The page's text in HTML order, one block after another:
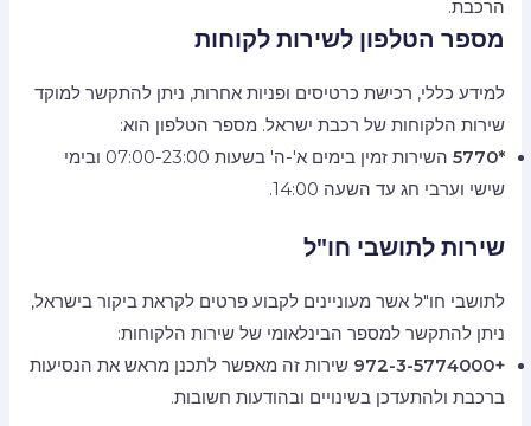
הרכבת.
מספר הטלפון לשירות לקוחות
למידע כללי, רכישת כרטיסים ופניות אחרות, ניתן להתקשר למוקד
שירות הלקוחות של רכבת ישראל. מספר הטלפון הוא:
*5770
השירות זמין בימים א'-ה' בשעות 07:00-23:00 ובימי
שישי וערבי חג עד השעה 14:00.
שירות לתושבי חו"ל
לתושבי חו"ל אשר מעוניינים לקבוע פרטים לקראת ביקור בישראל,
ניתן להתקשר למספר הבינלאומי של שירות הלקוחות:
+972-3-5774000
שירות זה מאפשר לתכנן מראש את הנסיעות
ברכבת ולהתעדכן בשינויים ובהודעות חשובות.